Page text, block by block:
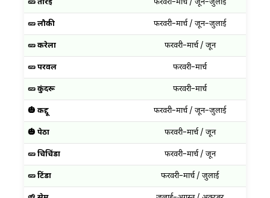
🥒 तोरई फरवरी–मार्च / जून–जुलाई
🥒 लौकी फरवरी–मार्च / जून–जुलाई
🥒 करेला फरवरी–मार्च / जून
🥒 परवल फरवरी–मार्च
🥒 कुंदरू फरवरी–मार्च
🎃 कद्दू फरवरी–मार्च / जून–जुलाई
🎃 पेठा फरवरी–मार्च / जून
🥒 चिचिंडा फरवरी–मार्च / जून
🥒 टिंडा फरवरी–मार्च / जुलाई